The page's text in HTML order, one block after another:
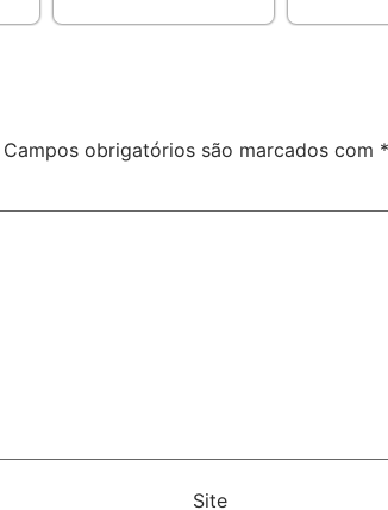
Campos obrigatórios são marcados com *
Site